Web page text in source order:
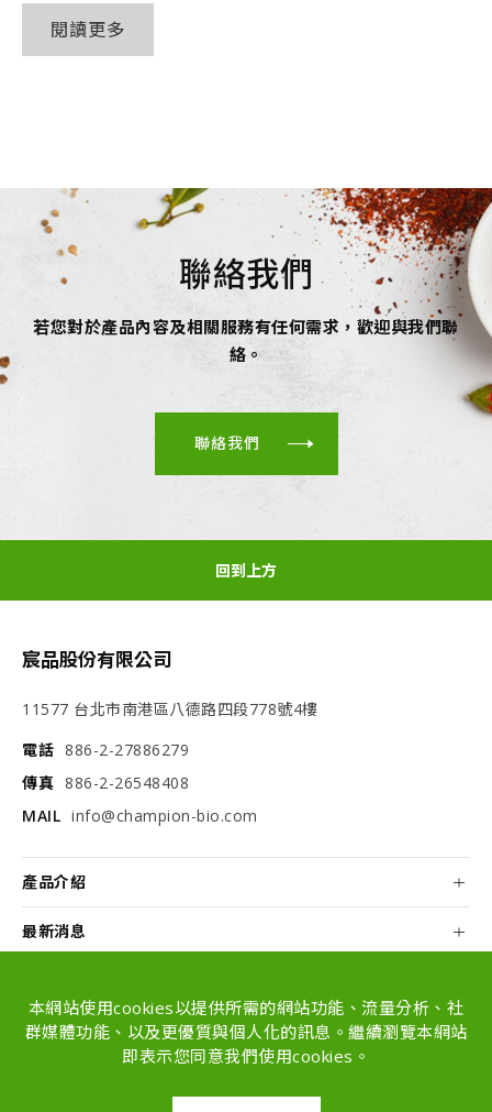
本網站使用cookies以提供所需的網站功能、流量分析、社
群媒體功能、以及更優質與個人化的訊息。繼續瀏覽本網站
即表示您同意我們使用cookies。
閱讀更多
聯絡我們
若您對於產品內容及相關服務有任何需求，歡迎與我們聯
絡。
聯絡我們
回到上方
宸品股份有限公司
11577 台北市南港區八德路四段778號4樓
電話 886-2-27886279
傳真 886-2-26548408
MAIL info@champion-bio.com
產品介紹
最新消息
配方和代工
Copyright © Champion Co., Ltd. All rights